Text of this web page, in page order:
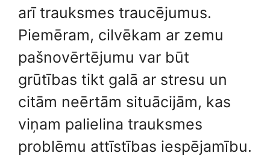
arī trauksmes traucējumus.
Piemēram, cilvēkam ar zemu
pašnovērtējumu var būt
grūtības tikt galā ar stresu un
citām neērtām situācijām, kas
viņam palielina trauksmes
problēmu attīstības iespējamību.